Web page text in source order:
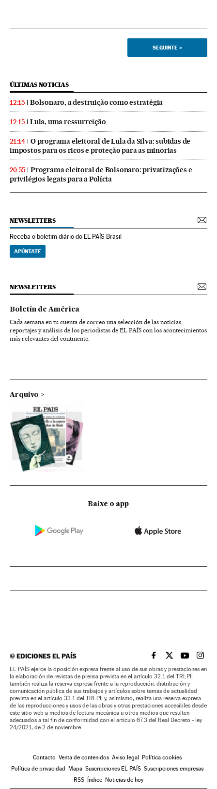
SEGUINTE >
ÚLTIMAS NOTICIAS
12:15 Bolsonaro, a destruição como estratégia
12:15 Lula, uma ressurreição
21:14
O programa eleitoral de Lula da Silva: subidas de
impostos para os ricos e proteção para as minorias
20:55
Programa eleitoral de Bolsonaro: privatizações e
privilégios legais para a Polícia
NEWSLETTERS
Receba o boletim diário do EL PAÍS Brasil
APÚNTATE
NEWSLETTERS
Boletín de América
Cada semana en tu cuenta de correo una selección de las noticias,
reportajes y análisis de los periodistas de EL PAÍS con los acontecimientos
más relevantes del continente.
Arquivo
Baixe o app
©EDICIONES EL PAÍS EL PAÍS BRASIL EN
EL PAÍSEL PAÍS
EL
EL PAÍS ejerce la oposición expresa frente al uso de sus obras y prestaciones en
la elaboración de revistas de prensa prevista en el artículo 32.1 del TRLPI;
también realiza la reserva expresa frente a la reproducción, distribución y
comunicación pública de sus trabajos y artículos sobre temas de actualidad
prevista en el artículo 33.1 del TRLPI; y, asimismo, realiza una reserva expresa
de las reproducciones y usos de las obras y otras prestaciones accesibles desde
este sitio web a medios de lectura mecánica u otros medios que resulten
adecuados a tal fin de conformidad con el artículo 67.3 del Real Decreto - ley
24/2021, de 2 de noviembre
Contacto Venta de contenidos Aviso legal
Política cookies
Política de privacidad
Mapa Suscripciones EL PAÍS Suscripciones empresas
RSS
Índice Noticias de hoy